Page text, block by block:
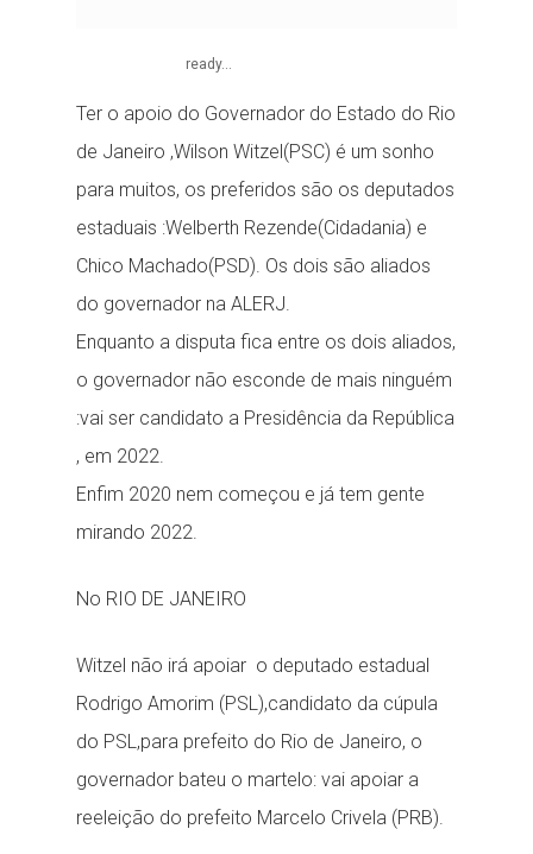
ready...
Ter o apoio do Governador do Estado do Rio
de Janeiro ,Wilson Witzel(PSC) é um sonho
para muitos, os preferidos são os deputados
estaduais :Welberth Rezende(Cidadania) e
Chico Machado(PSD). Os dois são aliados
do governador na ALERJ.
Enquanto a disputa fica entre os dois aliados,
o governador não esconde de mais ninguém
:vai ser candidato a Presidência da República
, em 2022.
Enfim 2020 nem começou e já tem gente
mirando 2022.
No RIO DE JANEIRO
Witzel não irá apoiar o deputado estadual
Rodrigo Amorim (PSL),candidato da cúpula
do PSL,para prefeito do Rio de Janeiro, o
governador bateu o martelo: vai apoiar a
reeleição do prefeito Marcelo Crivela (PRB).